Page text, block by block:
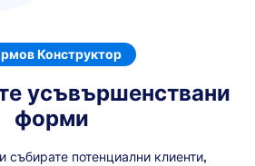
Конструктор
усъвършенствани
форми
събирате потенциални клиенти,